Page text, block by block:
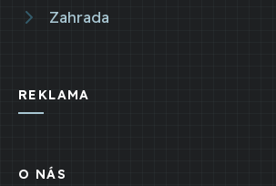
Zahrada
REKLAMA
O NÁS